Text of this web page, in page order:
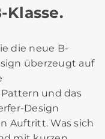
Klasse.
die neue B-
überzeugt auf
und das
Design
Auftritt. Was sich